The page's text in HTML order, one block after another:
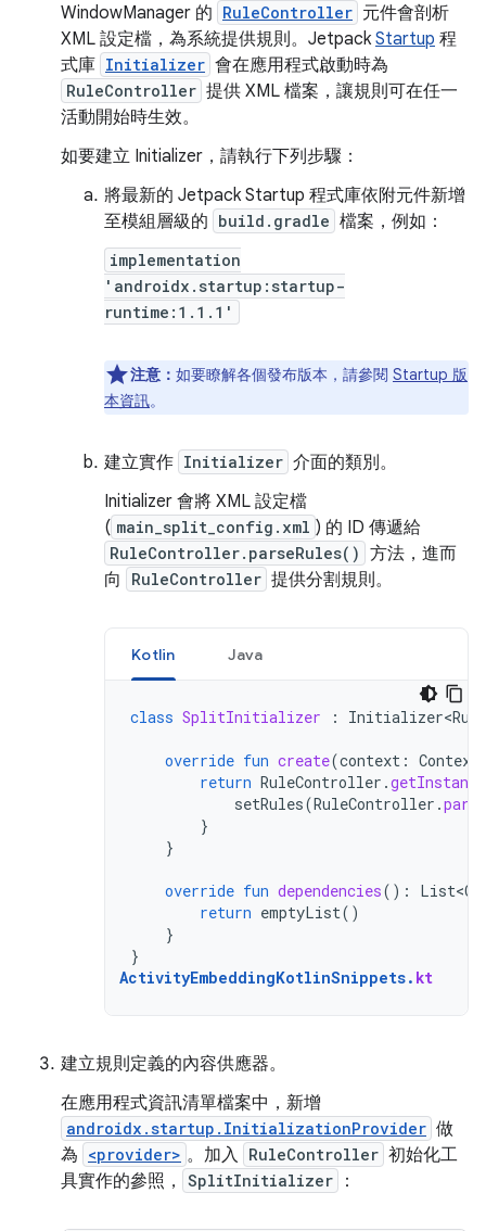
WindowManager 的 RuleController 元件會剖析
XML 設定檔，為系統提供規則。Jetpack Startup 程
式庫 Initializer 會在應用程式啟動時為
RuleController 提供 XML 檔案，讓規則可在任一
活動開始時生效。
如要建立 Initializer，請執行下列步驟：
將最新的 Jetpack Startup 程式庫依附元件新增
至模組層級的 build.gradle 檔案，例如：
implementation
'androidx.startup:startup-
runtime:1.1.1'
注意： 如要瞭解各個發布版本，請參閱 Startup 版
本資訊。
建立實作 Initializer 介面的類別。
Initializer 會將 XML 設定檔
( main_split_config.xml ) 的 ID 傳遞給
RuleController.parseRules() 方法，進而
向
RuleController 提供分割規則。
Kotlin Java
class SplitInitializer :
override fun create(context : Context
return RuleController .getInstance
setRules(RuleController .
}
}
override fun dependencies():
return emptyList()
}
}
ActivityEmbeddingKotlinSnippets. kt
建立規則定義的內容供應器。
在應用程式資訊清單檔案中，新增
androidx.startup.InitializationProvider 做
為 <provider> 。加入 RuleController 初始化工
具實作的參照，
SplitInitializer ：